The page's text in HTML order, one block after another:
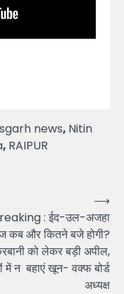
news, Nitin
, RAIPUR
: ईद-उल-अजहा
कब और कितने बजे होगी?
को लेकर बड़ी अपील,
में न बहाएं खून- वक्फ बोर्ड
अध्यक्ष
⟶